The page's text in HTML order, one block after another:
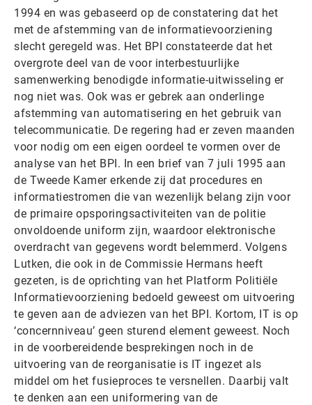
1994 en was gebaseerd op de constatering dat het
met de afstemming van de informatievoorziening
slecht geregeld was. Het BPI constateerde dat het
overgrote deel van de voor interbestuurlijke
samenwerking benodigde informatie-uitwisseling er
nog niet was. Ook was er gebrek aan onderlinge
afstemming van automatisering en het gebruik van
telecommunicatie. De regering had er zeven maanden
voor nodig om een eigen oordeel te vormen over de
analyse van het BPI. In een brief van 7 juli 1995 aan
de Tweede Kamer erkende zij dat procedures en
informatiestromen die van wezenlijk belang zijn voor
de primaire opsporingsactiviteiten van de politie
onvoldoende uniform zijn, waardoor elektronische
overdracht van gegevens wordt belemmerd. Volgens
Lutken, die ook in de Commissie Hermans heeft
gezeten, is de oprichting van het Platform Politiële
Informatievoorziening bedoeld geweest om uitvoering
te geven aan de adviezen van het BPI. Kortom, IT is op
‘concernniveau’ geen sturend element geweest. Noch
in de voorbereidende besprekingen noch in de
uitvoering van de reorganisatie is IT ingezet als
middel om het fusieproces te versnellen. Daarbij valt
te denken aan een uniformering van de